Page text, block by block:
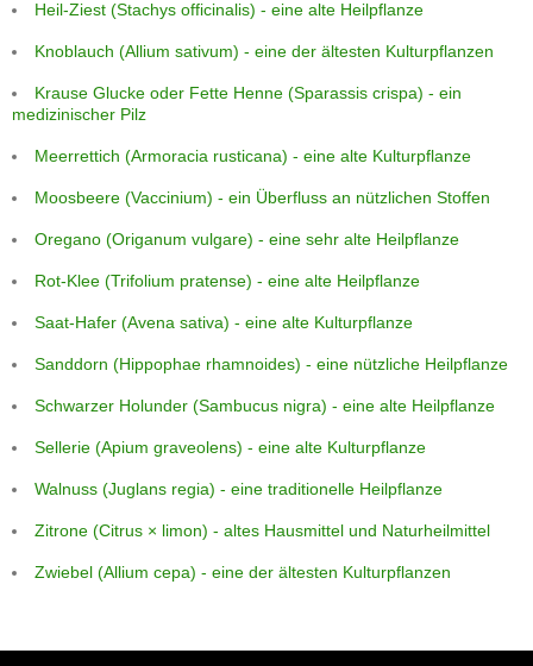
Heil-Ziest (Stachys officinalis) - eine alte Heilpflanze
Knoblauch (Allium sativum) - eine der ältesten Kulturpflanzen
Krause Glucke oder Fette Henne (Sparassis crispa) - ein
medizinischer Pilz
Meerrettich (Armoracia rusticana) - eine alte Kulturpflanze
Moosbeere (Vaccinium) - ein Überfluss an nützlichen Stoffen
Oregano (Origanum vulgare) - eine sehr alte Heilpflanze
Rot-Klee (Trifolium pratense) - eine alte Heilpflanze
Saat-Hafer (Avena sativa) - eine alte Kulturpflanze
Sanddorn (Hippophae rhamnoides) - eine nützliche Heilpflanze
Schwarzer Holunder (Sambucus nigra) - eine alte Heilpflanze
Sellerie (Apium graveolens) - eine alte Kulturpflanze
Walnuss (Juglans regia) - eine traditionelle Heilpflanze
Zitrone (Citrus × limon) - altes Hausmittel und Naturheilmittel
Zwiebel (Allium cepa) - eine der ältesten Kulturpflanzen